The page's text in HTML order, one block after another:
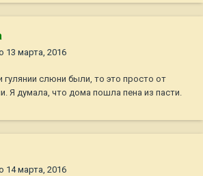
13 марта, 2016
гулянии слюни были, то это просто от
Я думала, что дома пошла пена из пасти.
14 марта, 2016